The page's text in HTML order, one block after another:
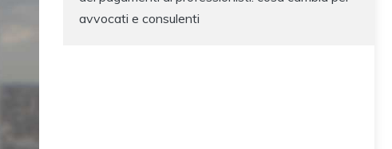
avvocati e consulenti